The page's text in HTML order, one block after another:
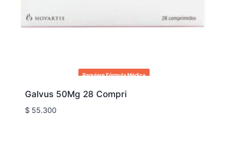
Requiere Fórmula Médica
Galvus 50Mg 28 Compri
$55.300